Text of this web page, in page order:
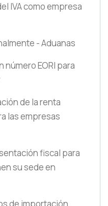
IVA como empresa
- Aduanas
EORI para
de la renta
las empresas
fiscal para
su sede en